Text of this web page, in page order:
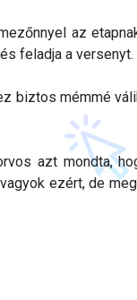
az
feladja a versenyt.
biztos mémmé
azt mondta,
ezért, de